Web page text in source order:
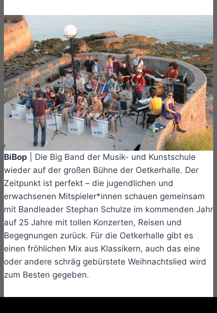
BiBop | Die Big Band der Musik- und Kunstschule
wieder auf der großen Bühne der Oetkerhalle. Der
Zeitpunkt ist perfekt – die jugendlichen und
erwachsenen Mitspieler*innen schauen gemeinsam
mit Bandleader Stephan Schulze im kommenden Jahr
auf 25 Jahre mit tollen Konzerten, Reisen und
Begegnungen zurück. Für die Oetkerhalle gibt es
einen fröhlichen Mix aus Klassikern, auch das eine
oder andere schräg gebürstete Weihnachtslied wird
zum Besten gegeben.